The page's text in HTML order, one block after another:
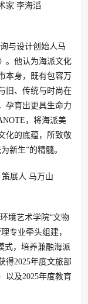
家 李海滔
与设计创始人马
。他认为海派文化
本身，既有包容万
旧、传统与时尚在
孕育出更具生命力
，将海派美
化的底蕴，所致敬
新生”的精髓。
展人 马万山
境艺术学院“文物
专业牵头组建，
式，培养兼融海派
得2025年度文旅部
以及2025年度教育